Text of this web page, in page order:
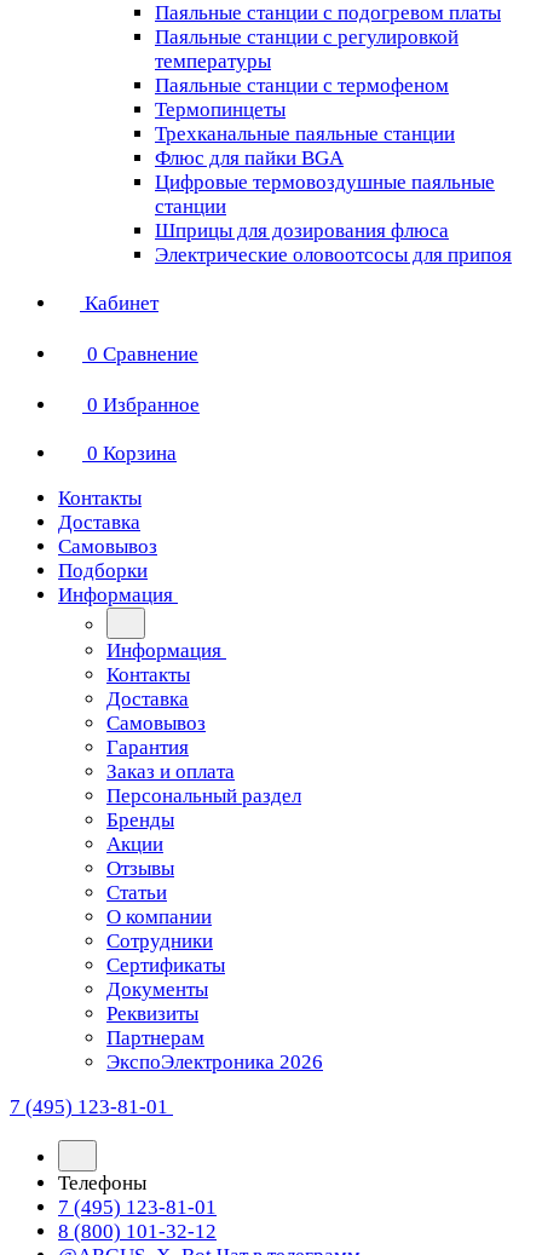
Паяльные станции с подогревом платы
Паяльные станции с регулировкой
температуры
Паяльные станции с термофеном
Термопинцеты
Трехканальные паяльные станции
Флюс для пайки BGA
Цифровые термовоздушные паяльные
станции
Шприцы для дозирования флюса
Электрические оловоотсосы для припоя
Кабинет
0 Сравнение
0 Избранное
0 Корзина
Контакты
Доставка
Самовывоз
Подборки
Информация
Информация
Контакты
Доставка
Самовывоз
Гарантия
Заказ и оплата
Персональный раздел
Бренды
Акции
Отзывы
Статьи
О компании
Сотрудники
Сертификаты
Документы
Реквизиты
Партнерам
ЭкспоЭлектроника 2026
7 (495) 123-81-01
Телефоны
7 (495) 123-81-01
8 (800) 101-32-12